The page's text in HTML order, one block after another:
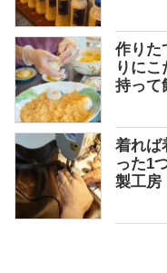
作り
りに
持って
着れ
った1
製工